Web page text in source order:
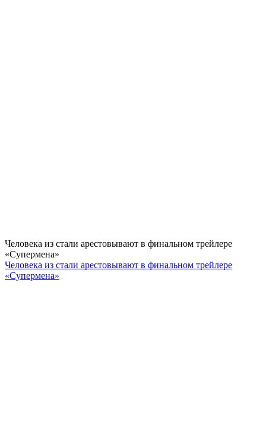
Человека из стали арестовывают в финальном трейлере
«Супермена»
Человека из стали арестовывают в финальном трейлере
«Супермена»